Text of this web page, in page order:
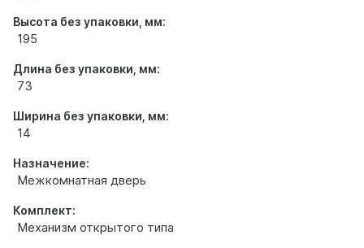
Высота без упаковки, мм:
195
Длина без упаковки, мм:
73
Ширина без упаковки, мм:
14
Назначение:
Межкомнатная дверь
Комплект:
Механизм открытого типа